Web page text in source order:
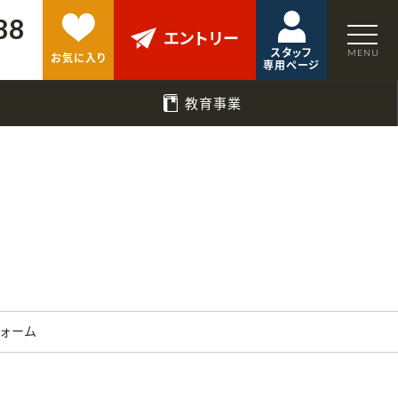
お気に入り
エントリー
スタッフ
専用ページ
教育事業
ーム